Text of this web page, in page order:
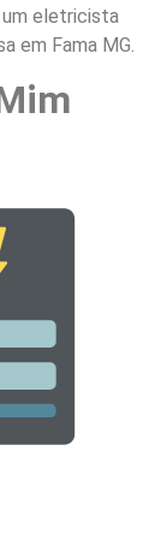
eletricista
em Fama MG.